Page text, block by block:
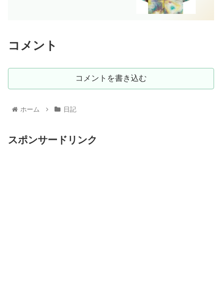
コメント
コメントを書き込む
ホーム 日記
スポンサードリンク